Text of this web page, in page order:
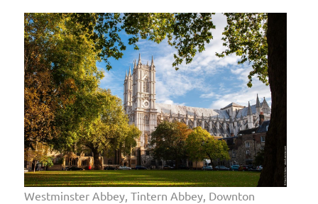
Westminster Abbey, Tintern Abbey, Downton